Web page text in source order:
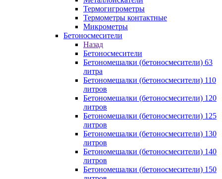
Термогигрометры
Термометры контактные
Микрометры
Бетоносмесители
Назад
Бетоносмесители
Бетономешалки (бетоносмесители) 63
литра
Бетономешалки (бетоносмесители) 110
литров
Бетономешалки (бетоносмесители) 120
литров
Бетономешалки (бетоносмесители) 125
литров
Бетономешалки (бетоносмесители) 130
литров
Бетономешалки (бетоносмесители) 140
литров
Бетономешалки (бетоносмесители) 150